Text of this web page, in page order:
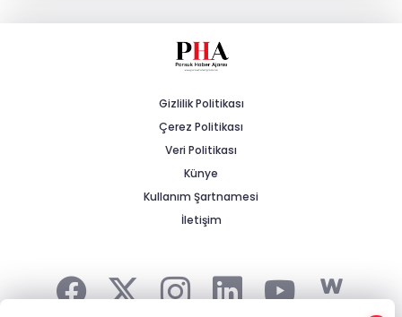
MHP'li Cengiz: "Yalnızca Ağaçlar Değil,
Tarihi Yürüyüş Yolları Mihalıççık’ta
Devam Etti
Yeşilay Zafer Kupası Tenis Turnuvası
İçin Kayıtlar Başladı
Gizlilik Politikası
Çerez Politikası
Veri Politikası
Künye
Kullanım Şartnamesi
İletişim